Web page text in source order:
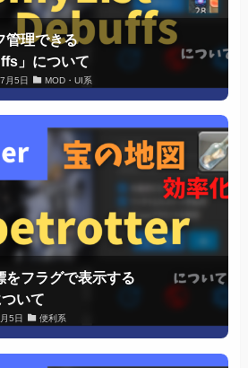
管理できる
」について
月5日 MOD・UI系
をフラグで表示する
いて
5日 便利系